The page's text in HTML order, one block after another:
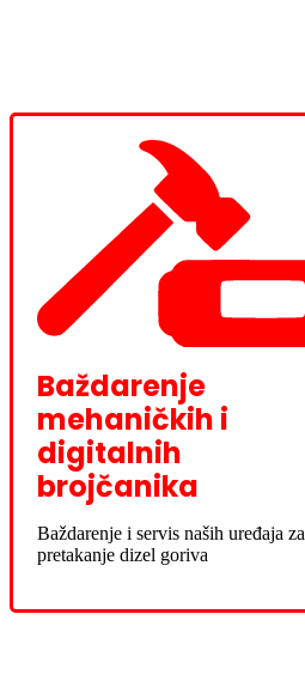
Baždarenje
mehaničkih i
digitalnih
brojčanika
Baždarenje i servis naših uređaja za
pretakanje dizel goriva